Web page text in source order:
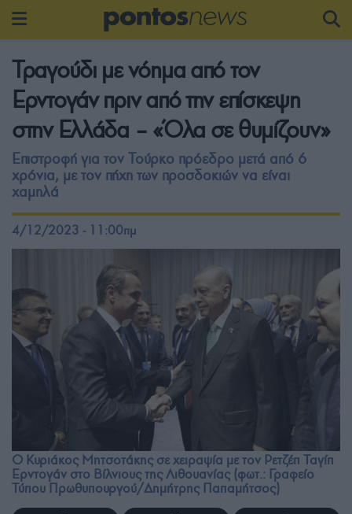
Τραγούδι με νόημα από τον
Ερντογάν πριν από την επίσκεψη
στην Ελλάδα – «Όλα σε θυμίζουν»
Επιστροφή για τον Τούρκο πρόεδρο μετά από 6
χρόνια, με τον πήχη των προσδοκιών να είναι
χαμηλά
4/12/2023 - 11:00πμ
Ο Κυριάκος Μητσοτάκης σε χειραψία με τον Ρετζέπ Ταγίπ
Ερντογάν στο Βίλνιους της Λιθουανίας (φωτ.: Γραφείο
Τύπου Πρωθυπουργού/Δημήτρης Παπαμήτσος)